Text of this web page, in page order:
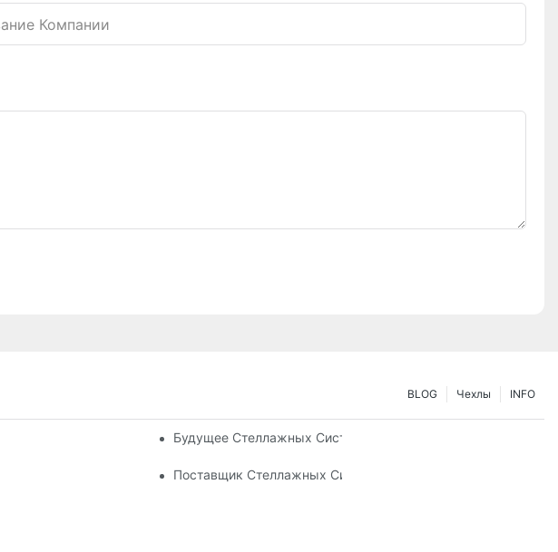
Компании
INFO
Чехлы
BLOG
Заказ: Адаптация Под Ваши Потребности В Хранении.
Будущее Стеллажных Систем: Тенденции И Инновации
На Что Обратить ВниманиеПоставщик Стеллажных Систем: Ключевые Факторы При